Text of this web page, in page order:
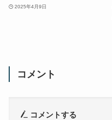
2025年4月9日
コメント
コメントする